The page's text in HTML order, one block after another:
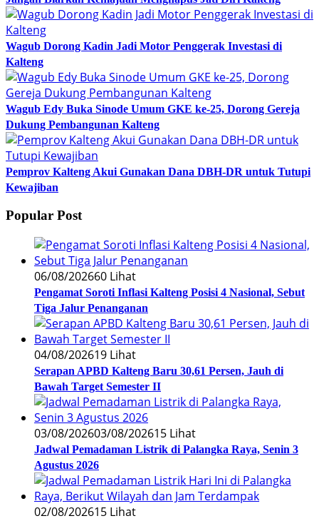
Wagub Dorong Kadin Jadi Motor Penggerak Investasi di
Kalteng
Wagub Edy Buka Sinode Umum GKE ke-25, Dorong Gereja
Dukung Pembangunan Kalteng
Pemprov Kalteng Akui Gunakan Dana DBH-DR untuk Tutupi
Kewajiban
Popular Post
06/08/202660 Lihat
Pengamat Soroti Inflasi Kalteng Posisi 4 Nasional, Sebut
Tiga Jalur Penanganan
04/08/202619 Lihat
Serapan APBD Kalteng Baru 30,61 Persen, Jauh di
Bawah Target Semester II
03/08/202603/08/202615 Lihat
Jadwal Pemadaman Listrik di Palangka Raya, Senin 3
Agustus 2026
02/08/202615 Lihat